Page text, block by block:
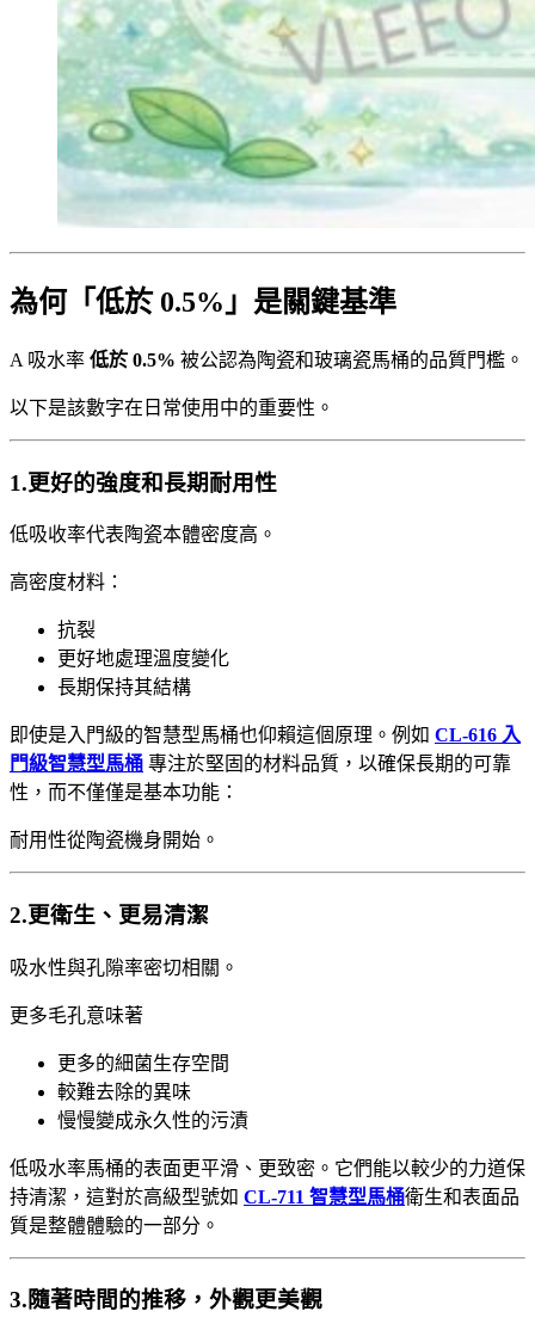
為何「低於 0.5%」是關鍵基準
A 吸水率 低於 0.5% 被公認為陶瓷和玻璃瓷馬桶的品質門檻。
以下是該數字在日常使用中的重要性。
1.更好的強度和長期耐用性
低吸收率代表陶瓷本體密度高。
高密度材料：
抗裂
更好地處理溫度變化
長期保持其結構
即使是入門級的智慧型馬桶也仰賴這個原理。例如 CL-616 入
門級智慧型馬桶 專注於堅固的材料品質，以確保長期的可靠
性，而不僅僅是基本功能：
耐用性從陶瓷機身開始。
2.更衛生、更易清潔
吸水性與孔隙率密切相關。
更多毛孔意味著
更多的細菌生存空間
較難去除的異味
慢慢變成永久性的污漬
低吸水率馬桶的表面更平滑、更致密。它們能以較少的力道保
持清潔，這對於高級型號如 CL-711 智慧型馬桶衛生和表面品
質是整體體驗的一部分。
3.隨著時間的推移，外觀更美觀